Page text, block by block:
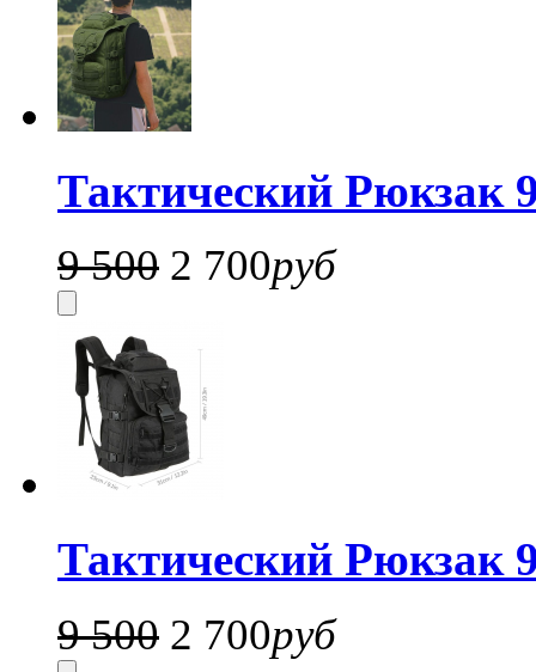
Тактический Рюкзак
9 500 2 700руб
Тактический Рюкзак
9 500 2 700руб